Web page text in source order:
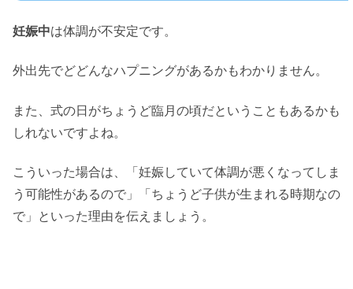
妊娠中は体調が不安定です。
外出先でどどんなハプニングがあるかもわかりません。
また、式の日がちょうど臨月の頃だということもあるかも
しれないですよね。
こういった場合は、「妊娠していて体調が悪くなってしま
う可能性があるので」「ちょうど子供が生まれる時期なの
で」といった理由を伝えましょう。